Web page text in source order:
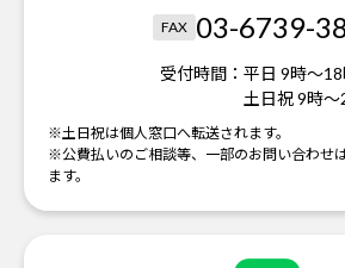
FAX 03-6739-
受付時間： 平日 9時～
土日祝 9時～
※土日祝は個人窓口へ転送されます。
※公費払いのご相談等、一部のお問い合わせ
ます。